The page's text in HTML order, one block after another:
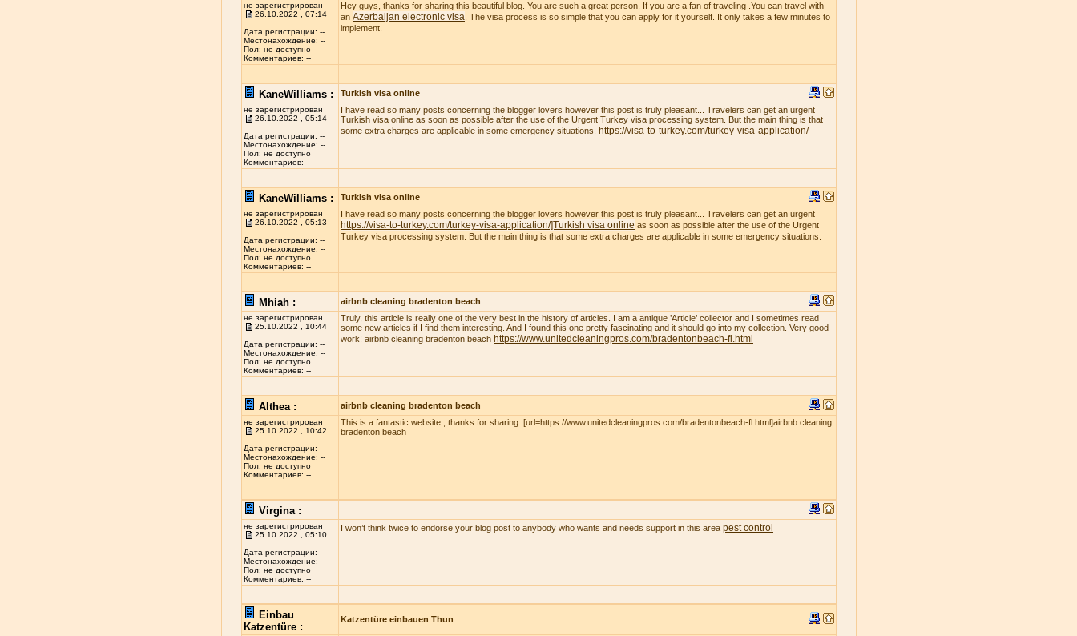
не зарегистрирован
26.10.2022 , 07:14
Дата регистрации: --
Местонахождение: --
Пол: не доступно
Комментариев: --
Hey guys, thanks for sharing this beautiful blog. You are such a great person. If you are a fan of traveling .You can travel with
an Azerbaijan electronic visa . The visa process is so simple that you can apply for it yourself. It only takes a few minutes to
implement.
KaneWilliams : Turkish visa online
не зарегистрирован
26.10.2022 , 05:14
Дата регистрации: --
Местонахождение: --
Пол: не доступно
Комментариев: --
I have read so many posts concerning the blogger lovers however this post is truly pleasant... Travelers can get an urgent
Turkish visa online as soon as possible after the use of the Urgent Turkey visa processing system. But the main thing is that
some extra charges are applicable in some emergency situations.
https://visa-to-turkey.com/turkey-visa-application/
KaneWilliams : Turkish visa online
не зарегистрирован
26.10.2022 , 05:13
Дата регистрации: --
Местонахождение: --
Пол: не доступно
Комментариев: --
I have read so many posts concerning the blogger lovers however this post is truly pleasant... Travelers can get an urgent
https://visa-to-turkey.com/turkey-visa-application/]Turkish visa online as soon as possible after the use of the Urgent
Turkey visa processing system. But the main thing is that some extra charges are applicable in some emergency situations.
Mhiah : airbnb cleaning bradenton beach
не зарегистрирован
25.10.2022 , 10:44
Дата регистрации: --
Местонахождение: --
Пол: не доступно
Комментариев: --
Truly, this article is really one of the very best in the history of articles. I am a antique ’Article’ collector and I sometimes read
some new articles if I find them interesting. And I found this one pretty fascinating and it should go into my collection. Very good
work! airbnb cleaning bradenton beach https://www.unitedcleaningpros.com/bradentonbeach-fl.html
Althea : airbnb cleaning bradenton beach
не зарегистрирован
25.10.2022 , 10:42
Дата регистрации: --
Местонахождение: --
Пол: не доступно
Комментариев: --
This is a fantastic website , thanks for sharing. [url=https://www.unitedcleaningpros.com/bradentonbeach-fl.html]airbnb cleaning
bradenton beach
Virgina :
не зарегистрирован
25.10.2022 , 05:10
Дата регистрации: --
Местонахождение: --
Пол: не доступно
Комментариев: --
I won’t think twice to endorse your blog post to anybody who wants and needs support in this area pest control
Einbau
Katzentüre :
Katzentüre einbauen Thun